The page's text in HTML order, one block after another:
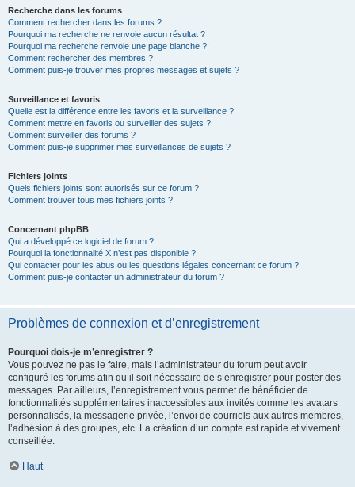
Recherche dans les forums
Comment rechercher dans les forums ?
Pourquoi ma recherche ne renvoie aucun résultat ?
Pourquoi ma recherche renvoie une page blanche ?!
Comment rechercher des membres ?
Comment puis-je trouver mes propres messages et sujets ?
Surveillance et favoris
Quelle est la différence entre les favoris et la surveillance ?
Comment mettre en favoris ou surveiller des sujets ?
Comment surveiller des forums ?
Comment puis-je supprimer mes surveillances de sujets ?
Fichiers joints
Quels fichiers joints sont autorisés sur ce forum ?
Comment trouver tous mes fichiers joints ?
Concernant phpBB
Qui a développé ce logiciel de forum ?
Pourquoi la fonctionnalité X n’est pas disponible ?
Qui contacter pour les abus ou les questions légales concernant ce forum ?
Comment puis-je contacter un administrateur du forum ?
Problèmes de connexion et d’enregistrement
Pourquoi dois-je m’enregistrer ?
Vous pouvez ne pas le faire, mais l’administrateur du forum peut avoir
configuré les forums afin qu’il soit nécessaire de s’enregistrer pour poster des
messages. Par ailleurs, l’enregistrement vous permet de bénéficier de
fonctionnalités supplémentaires inaccessibles aux invités comme les avatars
personnalisés, la messagerie privée, l’envoi de courriels aux autres membres,
l’adhésion à des groupes, etc. La création d’un compte est rapide et vivement
conseillée.
Haut